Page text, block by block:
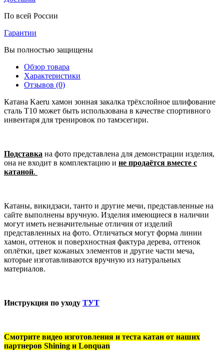
По всей России
Гарантии
Вы полностью защищены
Обзор товара
Характеристики
Отзывов (0)
Катана Kaeru хамон зонная закалка трёхслойное шлифование
сталь T10 может быть использована в качестве спортивного
инвентаря для тренировок по тамэсегири.
Подставка на фото представлена для демонстрации изделия,
она не входит в комплектацию и не продаётся вместе с
катаной.
Катаны, викидзаси, танто и другие мечи, представленные на
сайте выполнены вручную. Изделия имеющиеся в наличии
могут иметь незначительные отличия от изделий
представленных на фото. Отличаться могут форма линии
хамон, оттенок и поверхностная фактура дерева, оттенок
оплётки, цвет кожаных элементов и другие части меча,
которые изготавливаются вручную из натуральных
материалов.
Инструкция по уходу ТУТ
Смотрите видео изготовления и теста катан от наших
партнеров Shining и Lonquan